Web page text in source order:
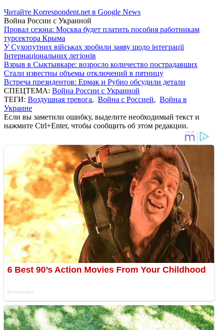
Читайте Korrespondent.net в Google News
Война России с Украиной
Провал сезона: Москва будет платить пособия работникам
турсектора Крыма
У Сухопутних військах зробили заяву щодо інтеграції
Інтернаціональних легіонів
Взрыв в Сыктывкаре: возросло количество пострадавших
Стали известны объемы отключений в пятницу
Встреча президентов: Ермак и Рубио обсудили детали
СПЕЦТЕМА: Война России с Украиной
ТЕГИ: Воздушная тревога, Война с Россией, Война в
Украине
Если вы заметили ошибку, выделите необходимый текст и
нажмите Ctrl+Enter, чтобы сообщить об этом редакции.